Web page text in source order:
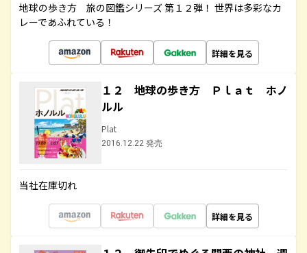
地球の歩き方 旅の図鑑シリーズ 第１２弾！ 世界は多彩なカ
レーであふれている！
詳細を見る
１２ 地球の歩き方 Ｐｌａｔ ホノ
ルル
Plat
2016.12.22 発売
当社在庫切れ
詳細を見る